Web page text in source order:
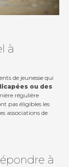
à
de jeunesse qui
ou des
régulière
pas éligibles les
associations de
à